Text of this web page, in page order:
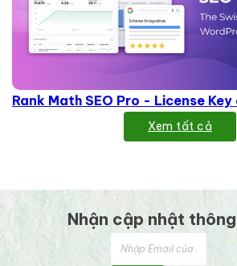
Rank Math SEO Pro - License Key
Xem tất cả
Nhận cập nhật